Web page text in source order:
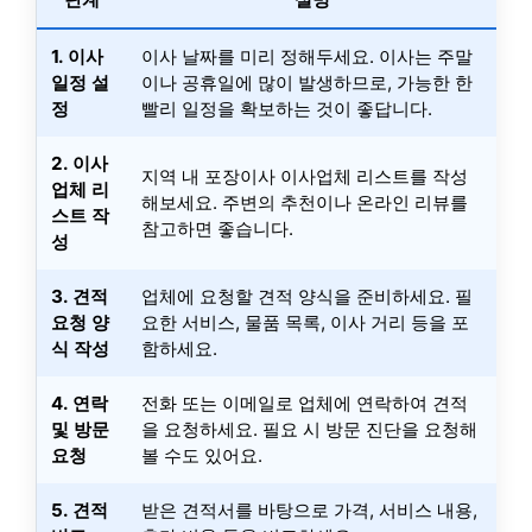
1. 이사
일정 설
정
이사 날짜를 미리 정해두세요. 이사는 주말
이나 공휴일에 많이 발생하므로, 가능한 한
빨리 일정을 확보하는 것이 좋답니다.
2. 이사
업체 리
스트 작
성
지역 내 포장이사 이사업체 리스트를 작성
해보세요. 주변의 추천이나 온라인 리뷰를
참고하면 좋습니다.
3. 견적
요청 양
식 작성
업체에 요청할 견적 양식을 준비하세요. 필
요한 서비스, 물품 목록, 이사 거리 등을 포
함하세요.
4. 연락
및 방문
요청
전화 또는 이메일로 업체에 연락하여 견적
을 요청하세요. 필요 시 방문 진단을 요청해
볼 수도 있어요.
5. 견적
받은 견적서를 바탕으로 가격, 서비스 내용,